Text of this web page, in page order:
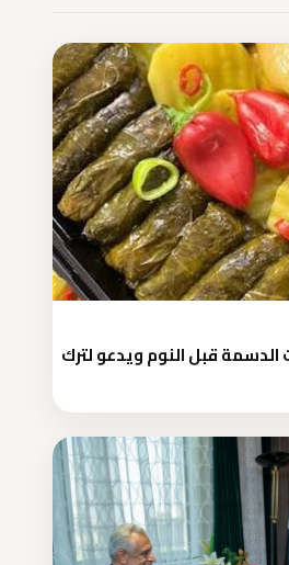
قبل النوم ويدعو لترك